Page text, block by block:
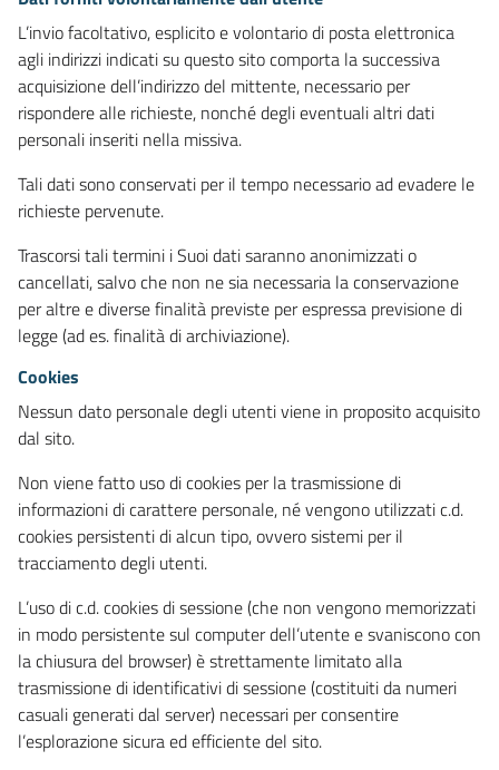
L’invio facoltativo, esplicito e volontario di posta elettronica
agli indirizzi indicati su questo sito comporta la successiva
acquisizione dell’indirizzo del mittente, necessario per
rispondere alle richieste, nonché degli eventuali altri dati
personali inseriti nella missiva.
Tali dati sono conservati per il tempo necessario ad evadere le
richieste pervenute.
Trascorsi tali termini i Suoi dati saranno anonimizzati o
cancellati, salvo che non ne sia necessaria la conservazione
per altre e diverse finalità previste per espressa previsione di
legge (ad es. finalità di archiviazione).
Cookies
Nessun dato personale degli utenti viene in proposito acquisito
dal sito.
Non viene fatto uso di cookies per la trasmissione di
informazioni di carattere personale, né vengono utilizzati c.d.
cookies persistenti di alcun tipo, ovvero sistemi per il
tracciamento degli utenti.
L’uso di c.d. cookies di sessione (che non vengono memorizzati
in modo persistente sul computer dell’utente e svaniscono con
la chiusura del browser) è strettamente limitato alla
trasmissione di identificativi di sessione (costituiti da numeri
casuali generati dal server) necessari per consentire
l’esplorazione sicura ed efficiente del sito.